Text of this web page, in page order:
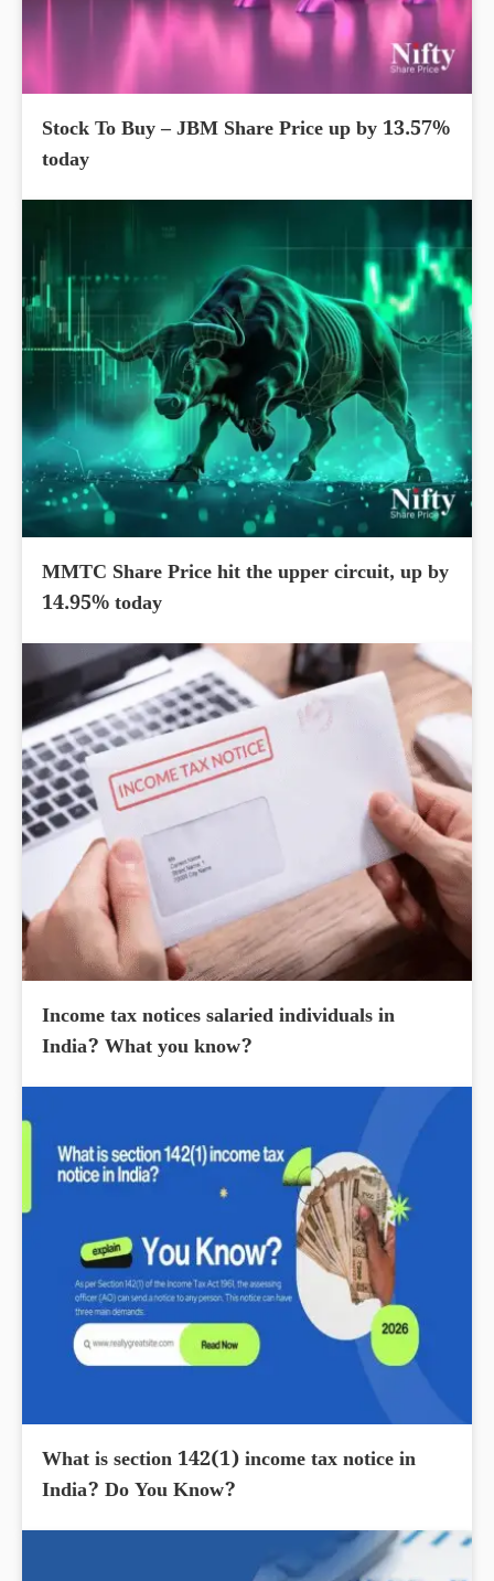
Stock To Buy – JBM Share Price up by 13.57%
today
MMTC Share Price hit the upper circuit, up by
14.95% today
Income tax notices salaried individuals in
India? What you know?
What is section 142(1) income tax notice in
India? Do You Know?